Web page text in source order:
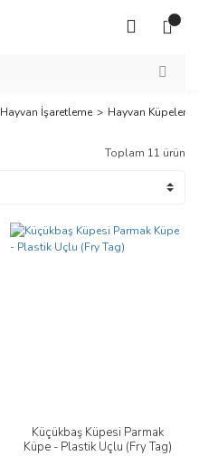
Hayvan İşaretleme Hayvan Küpeleme
Toplam 11 ürün
Küçükbaş Küpesi Parmak
Küpe - Plastik Uçlu (Fry Tag)